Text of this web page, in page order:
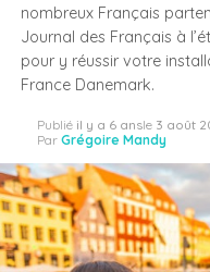
nombreux Français
Journal des Français à
pour y réussir votre
France Danemark.
Publié il y a 6 ansle 3 août
Par Grégoire Mandy